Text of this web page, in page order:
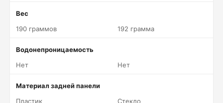
Вес
190 граммов
192 грамма
Водонепроницаемость
Нет
Нет
Материал задней панели
Пластик
Стекло